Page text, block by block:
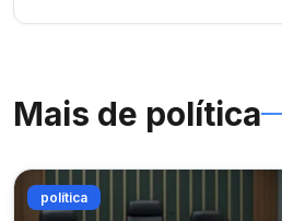
Mais de política
política